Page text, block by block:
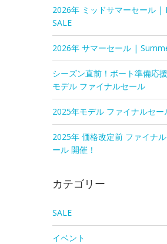
2026年 ミッドサマーセール |
SALE
2026年 サマーセール |
シーズン直前！ボート準備応
モデル ファイナルセール
2025年モデル ファイナルセー
2025年 価格改定前 ファイナ
ール 開催！
カテゴリー
SALE
イベント